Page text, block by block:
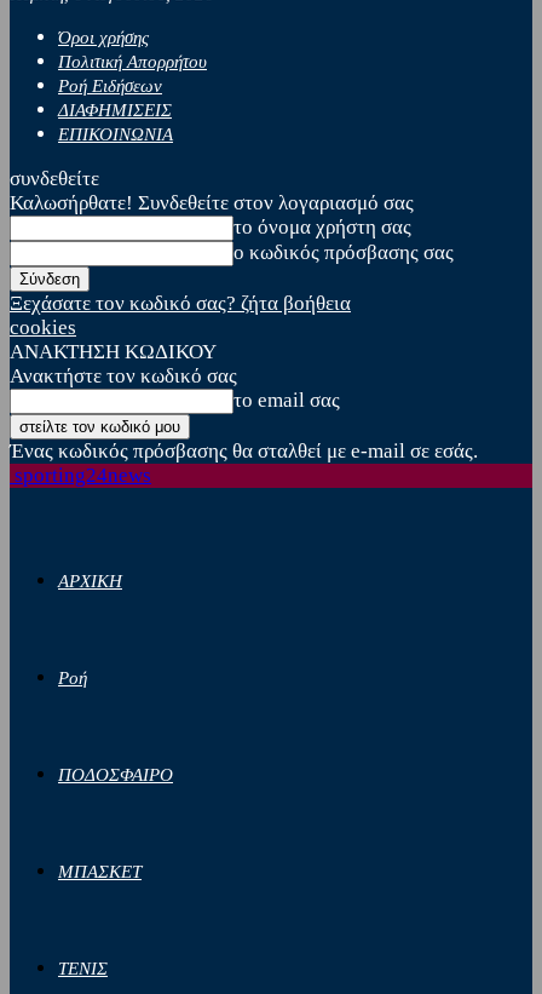
Όροι χρήσης
Πολιτική Απορρήτου
Ροή Ειδήσεων
ΔΙΑΦΗΜΙΣΕΙΣ
ΕΠΙΚΟΙΝΩΝΙΑ
συνδεθείτε
Καλωσήρθατε! Συνδεθείτε στον λογαριασμό σας
το όνομα χρήστη σας
ο κωδικός πρόσβασης σας
Ξεχάσατε τον κωδικό σας? ζήτα βοήθεια
cookies
ΑΝΑΚΤΗΣΗ ΚΩΔΙΚΟΥ
Ανακτήστε τον κωδικό σας
το email σας
Ένας κωδικός πρόσβασης θα σταλθεί με e-mail σε εσάς.
sporting24news
ΑΡΧΙΚΗ
Ροή
ΠΟΔΟΣΦΑΙΡΟ
ΜΠΑΣΚΕΤ
ΤΕΝΙΣ